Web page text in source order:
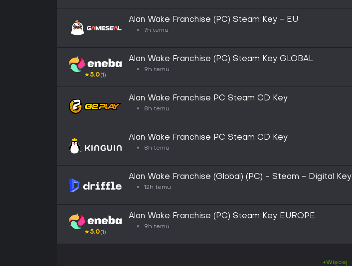
Alan Wake Franchise (PC) Steam Key - EU
7h temu
★5.0(1)
Alan Wake Franchise (PC) Steam Key GLOBAL
9h temu
Alan Wake Franchise PC Steam CD Key
8h temu
Alan Wake Franchise PC Steam CD Key
8h temu
Alan Wake Franchise (Global) (PC) - Steam - Digital Key
12h temu
★5.0(1)
Alan Wake Franchise (PC) Steam Key EUROPE
9h temu
+Więcej